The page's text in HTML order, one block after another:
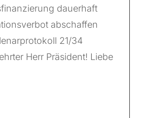
dauerhaft
abschaffen
21/34
Herr Präsident! Liebe